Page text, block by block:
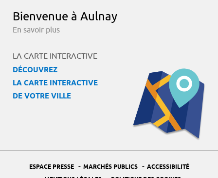
Bienvenue à Aulnay
En savoir plus
LA CARTE INTERACTIVE
DÉCOUVREZ
LA CARTE INTERACTIVE
DE VOTRE VILLE
ESPACE PRESSE - MARCHÉS PUBLICS - ACCESSIBILITÉ